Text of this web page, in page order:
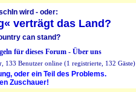
wird - oder:
verträgt das Land?
can stand?
für dieses Forum- Über uns
133 Benutzer online (1 registrierte, 132 Gäste)
oder ein Teil des Problems.
Zuschauer!